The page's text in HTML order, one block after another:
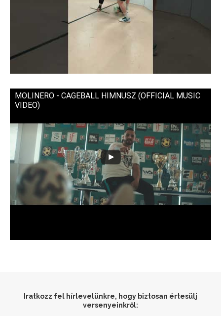
MOLINERO - CAGEBALL HIMNUSZ (OFFICIAL MUSIC
VIDEO)
Iratkozz fel hírlevelünkre, hogy biztosan értesülj
versenyeinkről: